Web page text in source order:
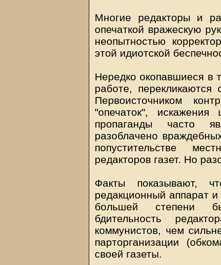
Многие редакторы и
опечаткой вражескую
неопытностью
этой идиотской
Нередко окопавшиеся в
работе,
Первоисточником
"опечаток",
пропаганды часто
разоблачено
попустительстве
редакторов газет. Но
Факты показывают,
редакционный аппарат
большей степени
бдительность
коммунистов, чем
парторганизации
своей газеты.